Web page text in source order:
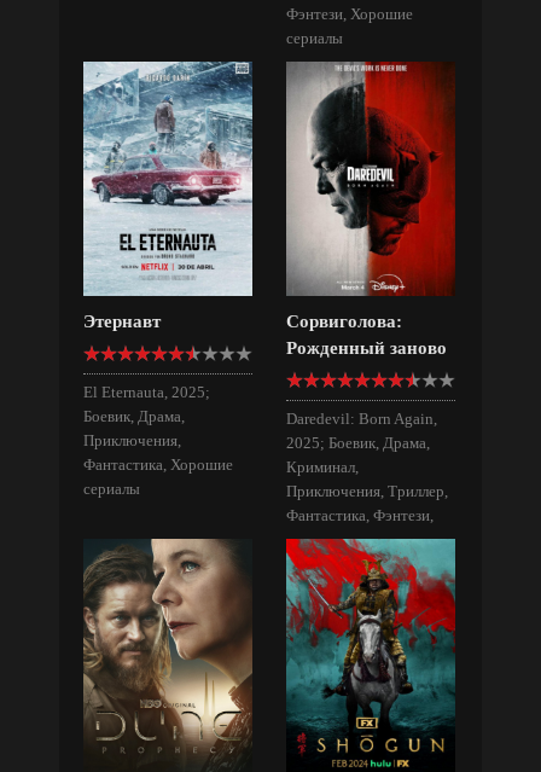
Фэнтези, Хорошие
сериалы
Этернавт
El Eternauta, 2025;
Боевик, Драма,
Приключения,
Фантастика, Хорошие
сериалы
Сорвиголова:
Рожденный заново
Daredevil: Born Again,
2025; Боевик, Драма,
Криминал,
Приключения, Триллер,
Фантастика, Фэнтези,
Хорошие сериалы